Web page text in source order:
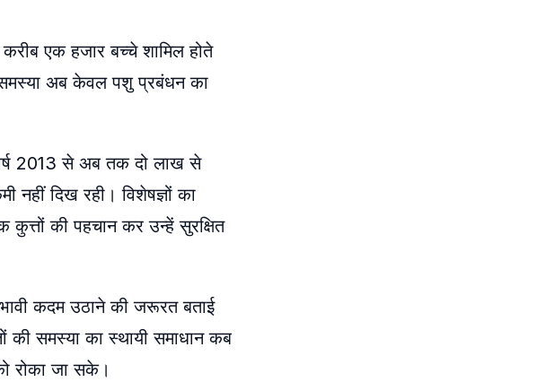
एक हजार बच्चे शामिल होते
अब केवल पशु प्रबंधन का
2013 से अब तक दो लाख से
नहीं दिख रही। विशेषज्ञों का
कुत्तों की पहचान कर उन्हें सुरक्षित
कदम उठाने की जरूरत बताई
की समस्या का स्थायी समाधान कब
रोका जा सके।